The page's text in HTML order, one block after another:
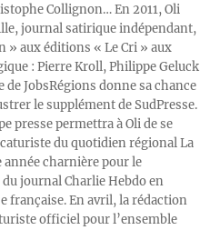
Collignon… En 2011, Oli
journal satirique indépendant,
» aux éditions « Le Cri » aux
: Pierre Kroll, Philippe Geluck
de JobsRégions donne sa chance
le supplément de SudPresse.
presse permettra à Oli de se
du quotidien régional La
année charnière pour le
journal Charlie Hebdo en
française. En avril, la rédaction
officiel pour l’ensemble